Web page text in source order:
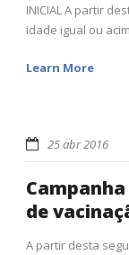
INICIAL A partir
idade igual ou
Learn More
25 abr 2016
de
A partir desta